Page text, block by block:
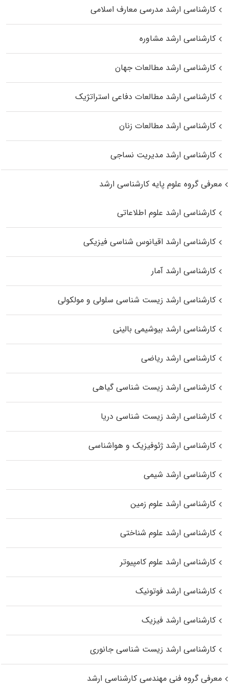
کارشناسی ارشد مدرسی معارف اسلامی
کارشناسی ارشد مشاوره
کارشناسی ارشد مطالعات جهان
کارشناسی ارشد مطالعات دفاعی استراتژیک
کارشناسی ارشد مطالعات زنان
کارشناسی ارشد مدیریت نساجی
معرفی گروه علوم پایه کارشناسی ارشد
کارشناسی ارشد علوم اطلاعاتی
کارشناسی ارشد اقیانوس‌ شناسی فیزیکی
کارشناسی ارشد آمار
کارشناسی ارشد زیست شناسی سلولی و مولکولی
کارشناسی ارشد بیوشیمی بالینی
کارشناسی ارشد ریاضی
کارشناسی ارشد زیست‌ شناسی گیاهی
کارشناسی ارشد زیست‌ شناسی دریا
کارشناسی ارشد ژئوفیزیک و هواشناسی
کارشناسی ارشد شیمی
کارشناسی ارشد علوم زمین
کارشناسی ارشد علوم شناختی
کارشناسی ارشد علوم کامپیوتر
کارشناسی ارشد فوتونیک
کارشناسی ارشد فیزیک
کارشناسی ارشد زیست‌ شناسی جانوری
معرفی گروه فنی مهندسی کارشناسی ارشد